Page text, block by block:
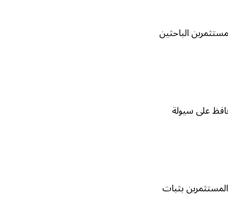
الباحثين
على سيولة
المستثمرين بثبات